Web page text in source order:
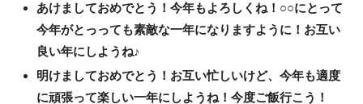
あけましておめでとう！今年もよろしくね！○○にとって
今年がとっっても素敵な一年になりますように！お互い
良い年にしようね♪
明けましておめでとう！お互い忙しいけど、今年も適度
に頑張って楽しい一年にしようね！今度ご飯行こう！